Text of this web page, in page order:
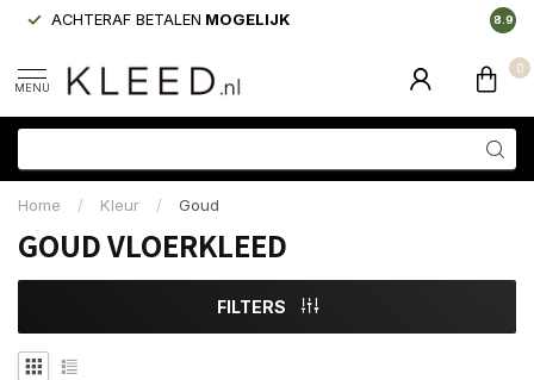
ACHTERAF BETALEN MOGELIJK 8.9
MENU
0
Home / Kleur / Goud
GOUD VLOERKLEED
FILTERS